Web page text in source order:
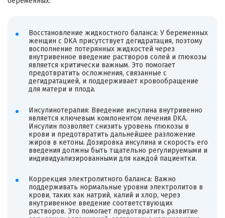
Восстановление жидкостного баланса: У беременных
женщин с DKA присутствует дегидратация, поэтому
восполнение потерянных жидкостей через
внутривенное введение растворов солей и глюкозы
является критически важным. Это помогает
предотвратить осложнения, связанные с
дегидратацией, и поддерживает кровообращение
для матери и плода.
Инсулинотерапия: Введение инсулина внутривенно
является ключевым компонентом лечения DKA.
Инсулин позволяет снизить уровень глюкозы в
крови и предотвратить дальнейшее разложение
жиров в кетоны. Дозировка инсулина и скорость его
введения должны быть тщательно регулируемыми и
индивидуализированными для каждой пациентки.
Коррекция электролитного баланса: Важно
поддерживать нормальные уровни электролитов в
крови, таких как натрий, калий и хлор, через
внутривенное введение соответствующих
растворов. Это помогает предотвратить развитие